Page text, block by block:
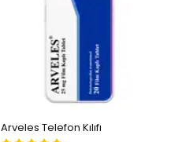
Arveles Telefon Kılıfı